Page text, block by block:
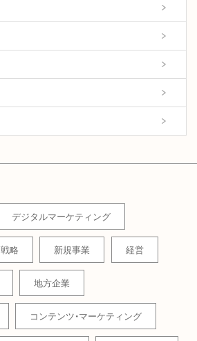
デジタルマーケティング
戦略 新規事業 経営
地方企業
コンテンツ・マーケティング